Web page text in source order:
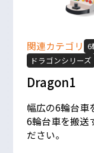
関連カテゴリ 6
ドラゴンシリーズ
Dragon1
幅広の6輪台車
6輪台車を搬送
ださい。